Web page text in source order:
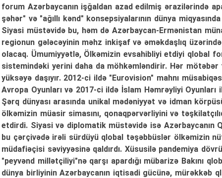
forum Azərbaycanın işğaldan azad edilmiş ərazilərində
şəhər" və "ağıllı kənd" konsepsiyalarının dünya
Siyasi müstəvidə bu, həm də Azərbaycan-Ermənistan
regionun gələcəyinin məhz inkişaf və əməkdaşlıq
olacaq. Ümumiyyətlə, Ölkəmizin evsahibliyi etdiyi qlobal
sistemindəki yerini daha da möhkəmləndirir. Hər
yüksəyə daşıyır. 2012-ci ildə "Eurovision" mahnı
Avropa Oyunları və 2017-ci ildə İslam Həmrəyliyi
Şərq dünyası arasında unikal mədəniyyət və idman
ölkəmizin müasir simasını, qonaqpərvərliyini və
etdirdi. Siyasi və diplomatik müstəvidə isə Azərbaycanın
bu çərçivədə irəli sürdüyü qlobal təşəbbüslər ölkəmizin
müdafiəçisi səviyyəsinə qaldırdı. Xüsusilə pandemiya
"peyvənd millətçiliyi"nə qarşı apardığı mübarizə Bakını
dünya birliyinin Azərbaycanın iqtisadi gücünə, mürəkkəb